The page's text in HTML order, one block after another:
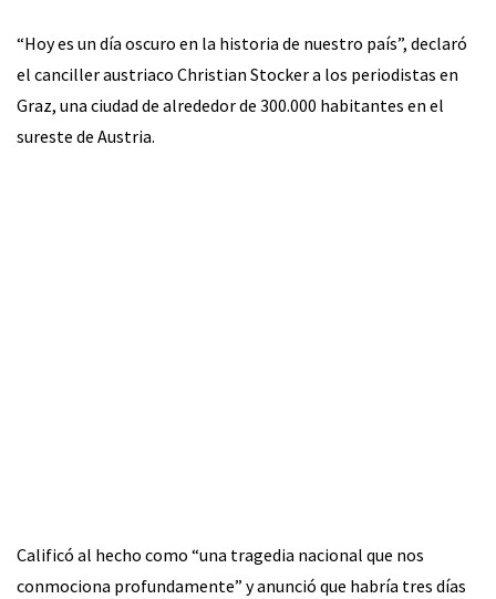
“Hoy es un día oscuro en la historia de nuestro país”, declaró
el canciller austriaco Christian Stocker a los periodistas en
Graz, una ciudad de alrededor de 300.000 habitantes en el
sureste de Austria.
Calificó al hecho como “una tragedia nacional que nos
conmociona profundamente” y anunció que habría tres días